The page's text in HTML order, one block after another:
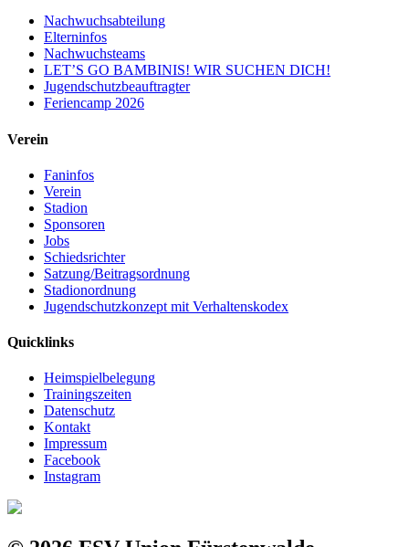
Nachwuchsabteilung
Elterninfos
Nachwuchsteams
LET’S GO BAMBINIS! WIR SUCHEN DICH!
Jugendschutzbeauftragter
Feriencamp 2026
Verein
Faninfos
Verein
Stadion
Sponsoren
Jobs
Schiedsrichter
Satzung/Beitragsordnung
Stadionordnung
Jugendschutzkonzept mit Verhaltenskodex
Quicklinks
Heimspielbelegung
Trainingszeiten
Datenschutz
Kontakt
Impressum
Facebook
Instagram